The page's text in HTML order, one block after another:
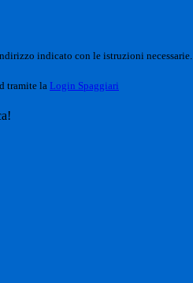
indicato con le istruzioni necessarie.
tramite la Login Spaggiari